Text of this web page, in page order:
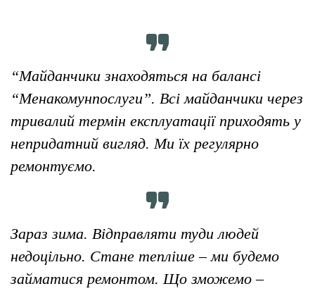
“Майданчики знаходяться на балансі
“Менакомунпослуги”. Всі майданчики через
тривалий термін експлуатації приходять у
непридатний вигляд. Ми їх регулярно
ремонтуємо.
Зараз зима. Відправляти туди людей
недоцільно. Стане тепліше – ми будемо
займатися ремонтом. Що зможемо –